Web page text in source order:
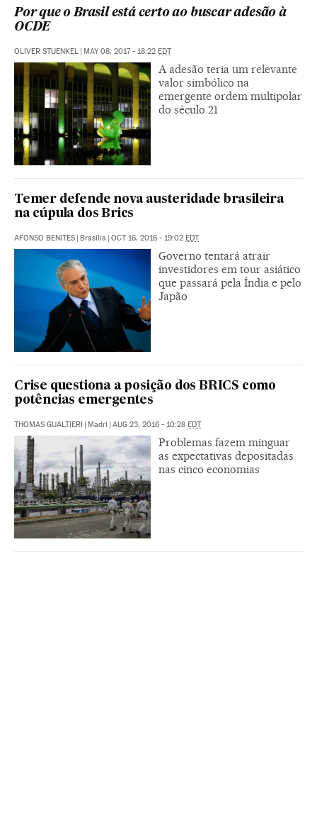
Por que o Brasil está certo ao buscar adesão à
OCDE
OLIVER STUENKEL | MAY 08, 2017 - 18:22 EDT
A adesão teria um relevante
valor simbólico na
emergente ordem multipolar
do século 21
Temer defende nova austeridade brasileira
na cúpula dos Brics
AFONSO BENITES | Brasília | OCT 16, 2016 - 19:02 EDT
Governo tentará atrair
investidores em tour asiático
que passará pela Índia e pelo
Japão
Crise questiona a posição dos BRICS como
potências emergentes
THOMAS GUALTIERI | Madri | AUG 23, 2016 - 10:28 EDT
Problemas fazem minguar
as expectativas depositadas
nas cinco economias